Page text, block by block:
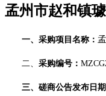
孟州市赵和镇
一、 采购项目名称：
二、 采购编号：
三、 磋商公告发布日期